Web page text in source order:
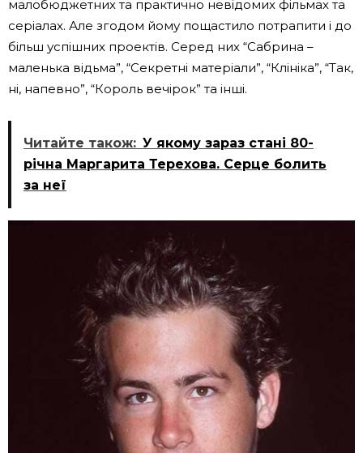
малобюджетних та практично невідомих фільмах та
серіалах. Але згодом йому пощастило потрапити і до
більш успішних проектів. Серед них “Сабрина –
маленька відьма”, “Секретні матеріали”, “Клініка”, “Так,
ні, напевно”, “Король вечірок” та інші.
Читайте також: У якому зараз стані 80-
річна Маргарита Терехова. Серце болить
за неї